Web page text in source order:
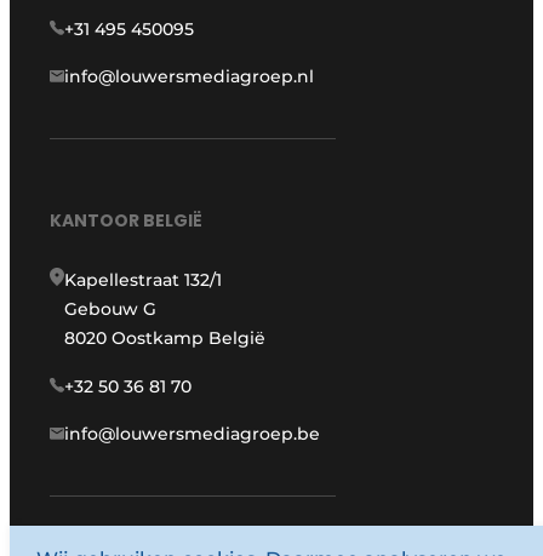
+31 495 450095
info@louwersmediagroep.nl
KANTOOR BELGIË
Kapellestraat 132/1
Gebouw G
8020 Oostkamp België
+32 50 36 81 70
info@louwersmediagroep.be